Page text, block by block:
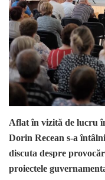
Aflat în vizită de lucru
Dorin Recean s-a
discuta despre
proiectele